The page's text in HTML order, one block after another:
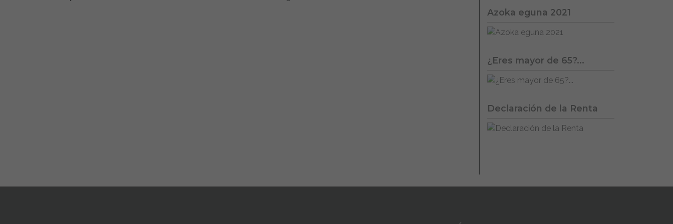
Azoka eguna 2021
¿Eres mayor de 65?...
Declaración de la Renta